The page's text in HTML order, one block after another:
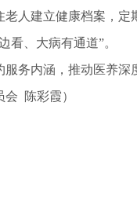
人建立健康档案，
看、大病有通道”。
务内涵，推动医养
会 陈彩霞）